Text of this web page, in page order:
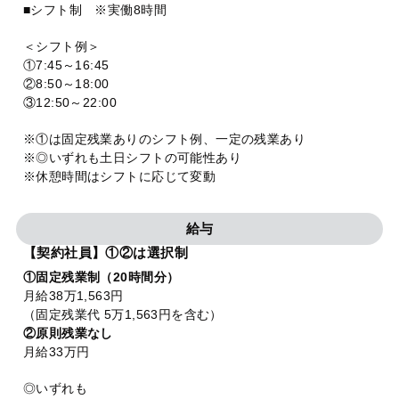
■シフト制 ※実働8時間
＜シフト例＞
①7:45～16:45
②8:50～18:00
③12:50～22:00
※①は固定残業ありのシフト例、一定の残業あり
※◎いずれも土日シフトの可能性あり
※休憩時間はシフトに応じて変動
給与
【契約社員】①②は選択制
①固定残業制（20時間分）
月給38万1,563円
（固定残業代 5万1,563円を含む）
②原則残業なし
月給33万円
◎いずれも